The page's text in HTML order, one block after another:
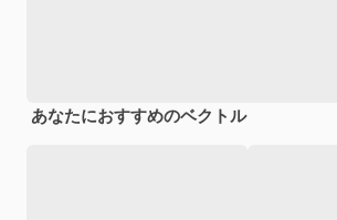
あなたにおすすめのベクトル